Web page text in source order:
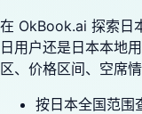
在 OkBook.ai 探索日
日用户还是日本本地
区、价格区间、空席
按日本全国范围